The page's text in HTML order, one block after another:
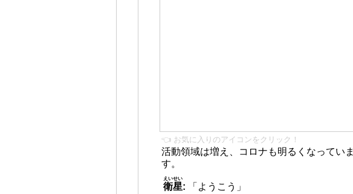
👈 お気に入りのアイコンをクリック！
活動領域は増え、コロナも明るくなっていま
す。
衛星
えいせい
:
「ようこう」